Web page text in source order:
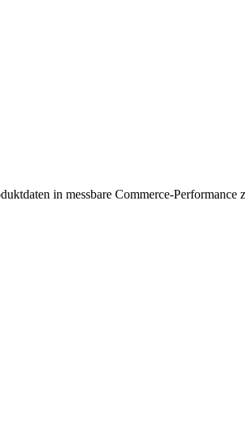
in messbare Commerce-Performance